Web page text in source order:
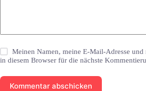
Meinen Namen, meine E-Mail-Adresse und
in diesem Browser für die nächste
Kommentar abschicken